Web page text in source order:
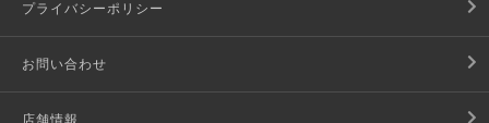
プライバシーポリシー
お問い合わせ
店舗情報